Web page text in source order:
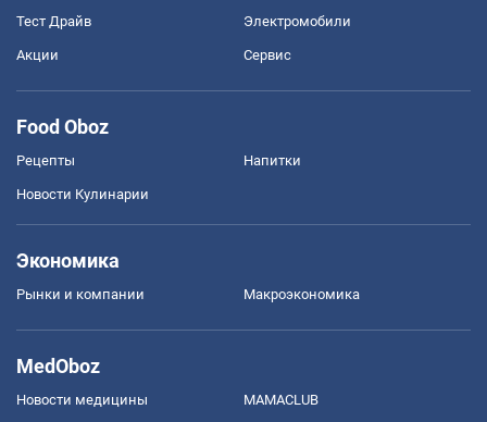
Тест Драйв Электромобили
Акции Сервис
Food Oboz
Рецепты Напитки
Новости Кулинарии
Экономика
Рынки и компании Mакроэкономика
MedOboz
Новости медицины MAMACLUB